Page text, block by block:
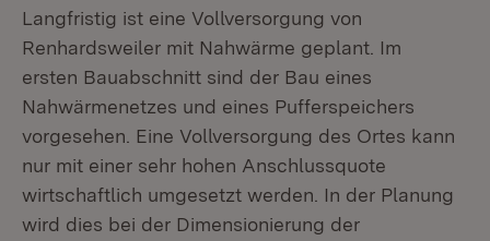
Langfristig ist eine Vollversorgung von
Renhardsweiler mit Nahwärme geplant. Im
ersten Bauabschnitt sind der Bau eines
Nahwärmenetzes und eines Pufferspeichers
vorgesehen. Eine Vollversorgung des Ortes kann
nur mit einer sehr hohen Anschlussquote
wirtschaftlich umgesetzt werden. In der Planung
wird dies bei der Dimensionierung der